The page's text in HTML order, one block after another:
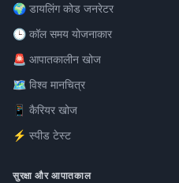
🌍 डायलिंग कोड जनरेटर
🕒 कॉल समय योजनाकार
🚨 आपातकालीन खोज
🗺️ विश्व मानचित्र
📱 कैरियर खोज
⚡ स्पीड टेस्ट
सुरक्षा और आपातकाल